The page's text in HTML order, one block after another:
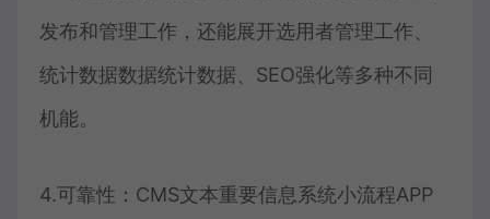
发布和管理工作，还能展开选用者管理工作、
统计数据数据统计数据、SEO强化等多种不同
机能。
4.可靠性：CMS文本重要信息系统小流程APP